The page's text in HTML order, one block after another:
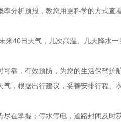
率分析预报，教您用更科学的方式查
来40日天气，几次高温、几天降水
可靠，有效预防，为您的生活保驾护
气，根据出行建议，妥善安排行程、
尽在掌握；停水停电，道路封闭及时